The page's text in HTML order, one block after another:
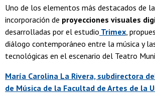
Uno de los elementos más destacados de
incorporación de proyecciones visuales
desarrolladas por el estudio Trimex,
diálogo contemporáneo entre la música y
tecnológicas en el escenario del Teatro
María Carolina La Rivera, subdirectora
de Música de la Facultad de Artes de la